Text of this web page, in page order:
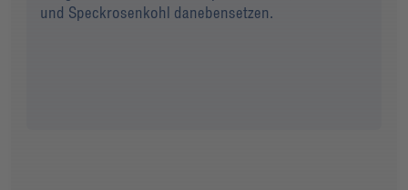
und Speckrosenkohl danebensetzen.